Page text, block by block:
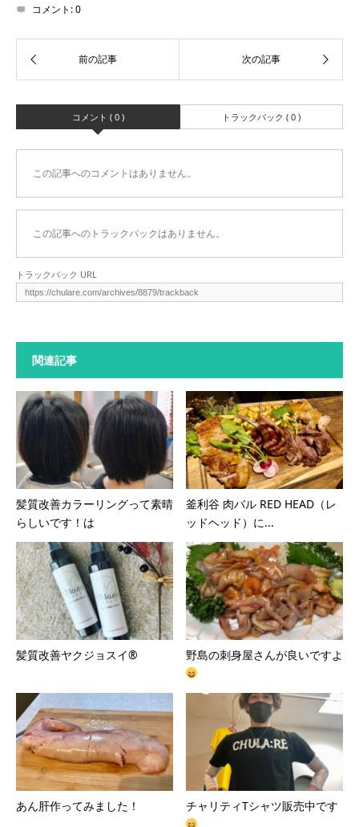
コメント:0
コメント ( 0 ) トラックバック ( 0 )
この記事へのコメントはありません。
この記事へのトラックバックはありません。
トラックバック URL
関連記事
髪質改善カラーリングって素晴
らしいです！は
釜利谷 肉バル RED HEAD（レ
ッドヘッド）に...
髪質改善ヤクジョスイ®︎ 野島の刺身屋さんが良いですよ
あん肝作ってみました！ チャリティTシャツ販売中です